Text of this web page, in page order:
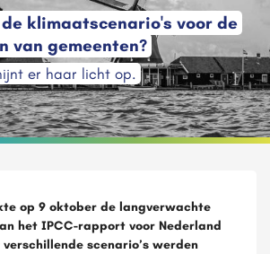
klimaatscenario's voor de
van gemeenten?
er haar licht op.
op 9 oktober de langverwachte
het IPCC-rapport voor Nederland
scenario’s werden